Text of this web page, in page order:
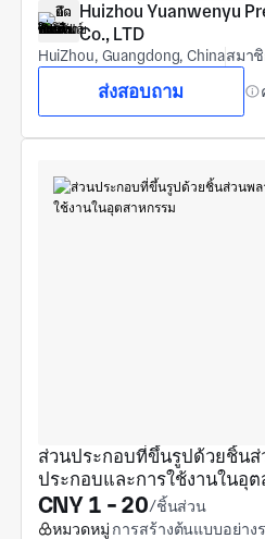
Huizhou Yuanwenyu
Co., LTD
HuiZhou, Guangdong, Chinaสมา
ส่งสอบถาม
ส่วนประกอบที่ขึ้นรูปด้วยชิ้นส่
ประกอบและการใช้งานในอุ
CNY 1 - 20/ชิ้นส่วน
หมวดหมู่ การสร้างต้นแบบอย่างรว